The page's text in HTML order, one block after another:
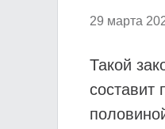
29 марта
Такой
составит